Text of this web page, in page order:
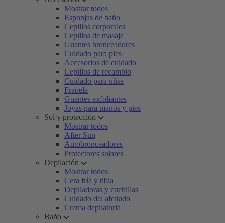
Mostrar todos
Esponjas de baño
Cepillos corporales
Cepillos de masaje
Guantes bronceadores
Cuidado para pies
Accesorios de cuidado
Cepillos de recambio
Cuidado para uñas
Franela
Guantes exfoliantes
Joyas para manos y pies
Sol y protección
Mostrar todos
After Sun
Autobronceadores
Protectores solares
Depilación
Mostrar todos
Cera fría y tibia
Depiladoras y cuchillas
Cuidado del afeitado
Crema depilatoria
Baño